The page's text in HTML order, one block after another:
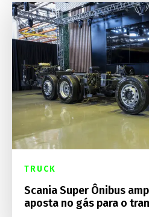
TRUCK
Scania Super Ônibus
aposta no gás para o